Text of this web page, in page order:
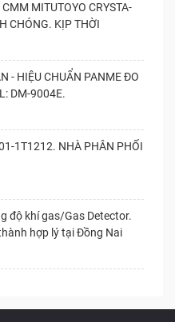
MITUTOYO CRYSTA-
CHÓNG. KỊP THỜI
- HIỆU CHUẨN PANME ĐO
DM-9004E.
1T1212. NHÀ PHÂN PHỐI
độ khí gas/Gas Detector.
hợp lý tại Đồng Nai